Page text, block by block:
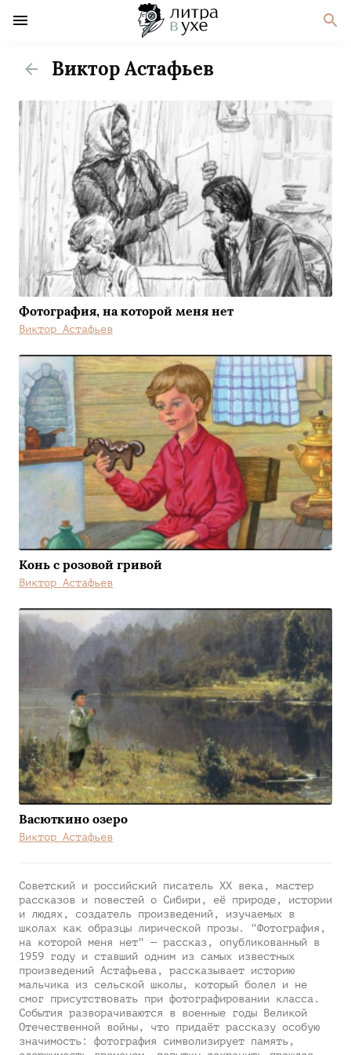
Виктор Астафьев
Фотография, на которой меня нет
Виктор Астафьев
Конь с розовой гривой
Виктор Астафьев
Васюткино озеро
Виктор Астафьев
Советский и российский писатель XX века, мастер
рассказов и повестей о Сибири, её природе, истории
и людях, создатель произведений, изучаемых в
школах как образцы лирической прозы. "Фотография,
на которой меня нет" — рассказ, опубликованный в
1959 году и ставший одним из самых известных
произведений Астафьева, рассказывает историю
мальчика из сельской школы, который болел и не
смог присутствовать при фотографировании класса.
События разворачиваются в военные годы Великой
Отечественной войны, что придаёт рассказу особую
значимость: фотография символизирует память,